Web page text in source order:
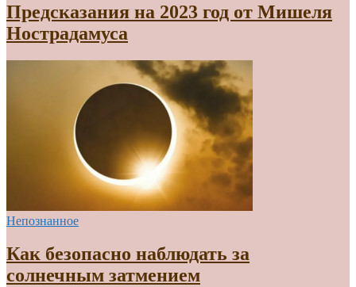
Предсказания на 2023 год от Мишеля
Нострадамуса
Непознанное
Как безопасно наблюдать за
солнечным затмением